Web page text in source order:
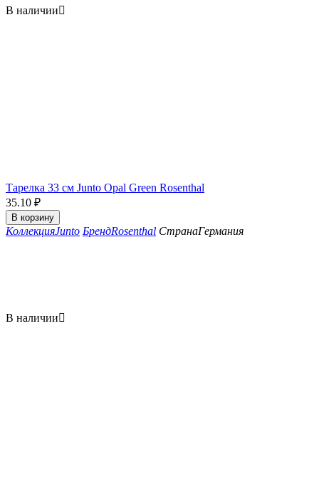
В наличии
Тарелка 33 см Junto Opal Green Rosenthal
35.10 ₽
В корзину
КоллекцияJunto БрендRosenthal СтранаГермания
В наличии